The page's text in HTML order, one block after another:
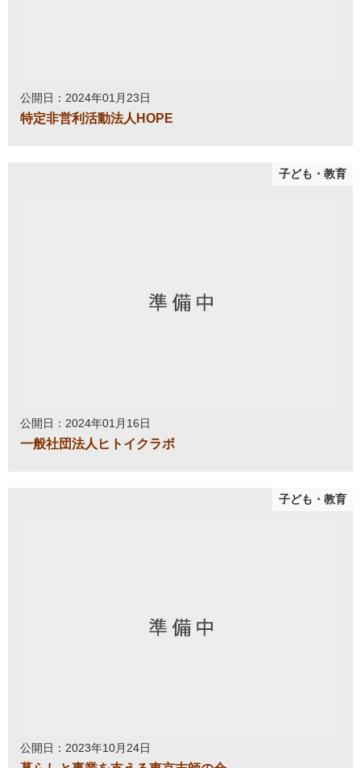
公開日：2024年01月23日
特定非営利活動法人HOPE
子ども・教育
公開日：2024年01月16日
一般社団法人ヒトイクラボ
子ども・教育
公開日：2023年10月24日